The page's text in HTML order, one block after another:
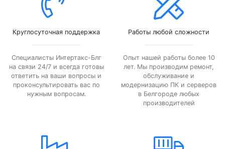
Круглосуточная поддержка
Специалисты Интертакс-Блг
на связи 24/7 и всегда готовы
ответить на ваши вопросы и
проконсультировать вас по
нужным вопросам.
Работы любой сложности
Опыт нашей работы более 10
лет. Мы производим ремонт,
обслуживание и
модернизацию ПК и серверов
в Белгороде любых
производителей